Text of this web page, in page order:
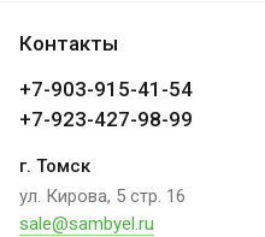
Контакты
+7-903-915-41-54
+7-923-427-98-99
г. Томск
ул. Кирова, 5 стр. 16
sale@sambyel.ru